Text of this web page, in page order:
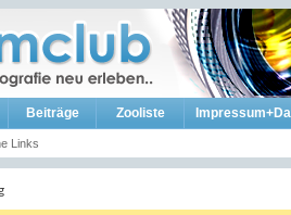
Links
Beiträge Zooliste